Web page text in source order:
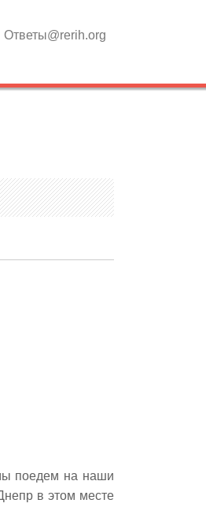
Ответы@rerih.org
поедем на наши
в этом месте